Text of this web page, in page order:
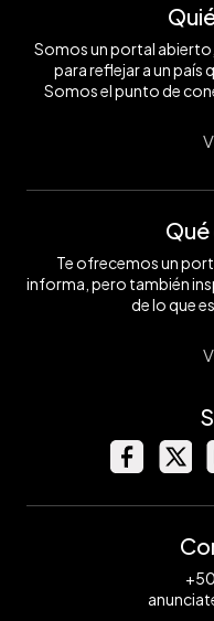
Somos un portal
para reflejar a un país
Somos el punto de
Te ofrecemos un
informa, pero también
de lo que